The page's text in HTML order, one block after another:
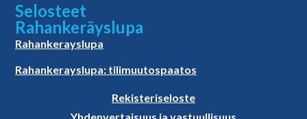
Selosteet
Rahankeräyslupa
Rahankerayslupa
Rahankerayslupa: tilimuutospaatos
Rekisteriseloste